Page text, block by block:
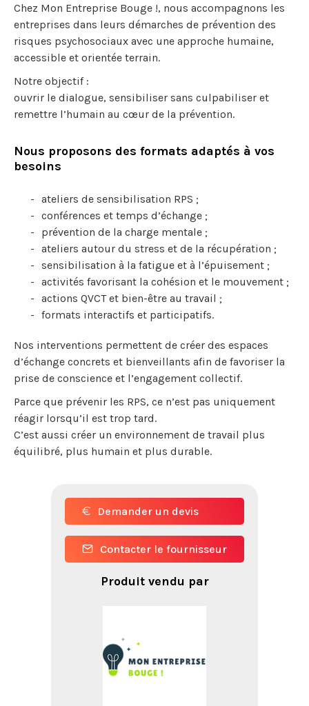
Chez Mon Entreprise Bouge !, nous accompagnons les
entreprises dans leurs démarches de prévention des
risques psychosociaux avec une approche humaine,
accessible et orientée terrain.
Notre objectif :
ouvrir le dialogue, sensibiliser sans culpabiliser et
remettre l’humain au cœur de la prévention.
Nous proposons des formats adaptés à vos
besoins
ateliers de sensibilisation RPS ;
conférences et temps d’échange ;
prévention de la charge mentale ;
ateliers autour du stress et de la récupération ;
sensibilisation à la fatigue et à l’épuisement ;
activités favorisant la cohésion et le mouvement ;
actions QVCT et bien-être au travail ;
formats interactifs et participatifs.
Nos interventions permettent de créer des espaces
d’échange concrets et bienveillants afin de favoriser la
prise de conscience et l’engagement collectif.
Parce que prévenir les RPS, ce n’est pas uniquement
réagir lorsqu’il est trop tard.
C’est aussi créer un environnement de travail plus
équilibré, plus humain et plus durable.
Demander un devis
Contacter le fournisseur
Produit vendu par